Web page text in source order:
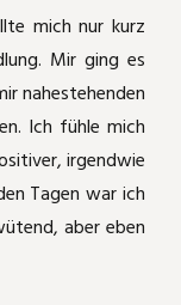
mich nur kurz
Mir ging es
nahestehenden
Ich fühle mich
irgendwie
Tagen war ich
aber eben